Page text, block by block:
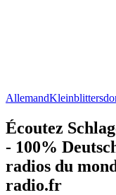
Allemand
Écoutez
- 100%
radios du
radio.fr